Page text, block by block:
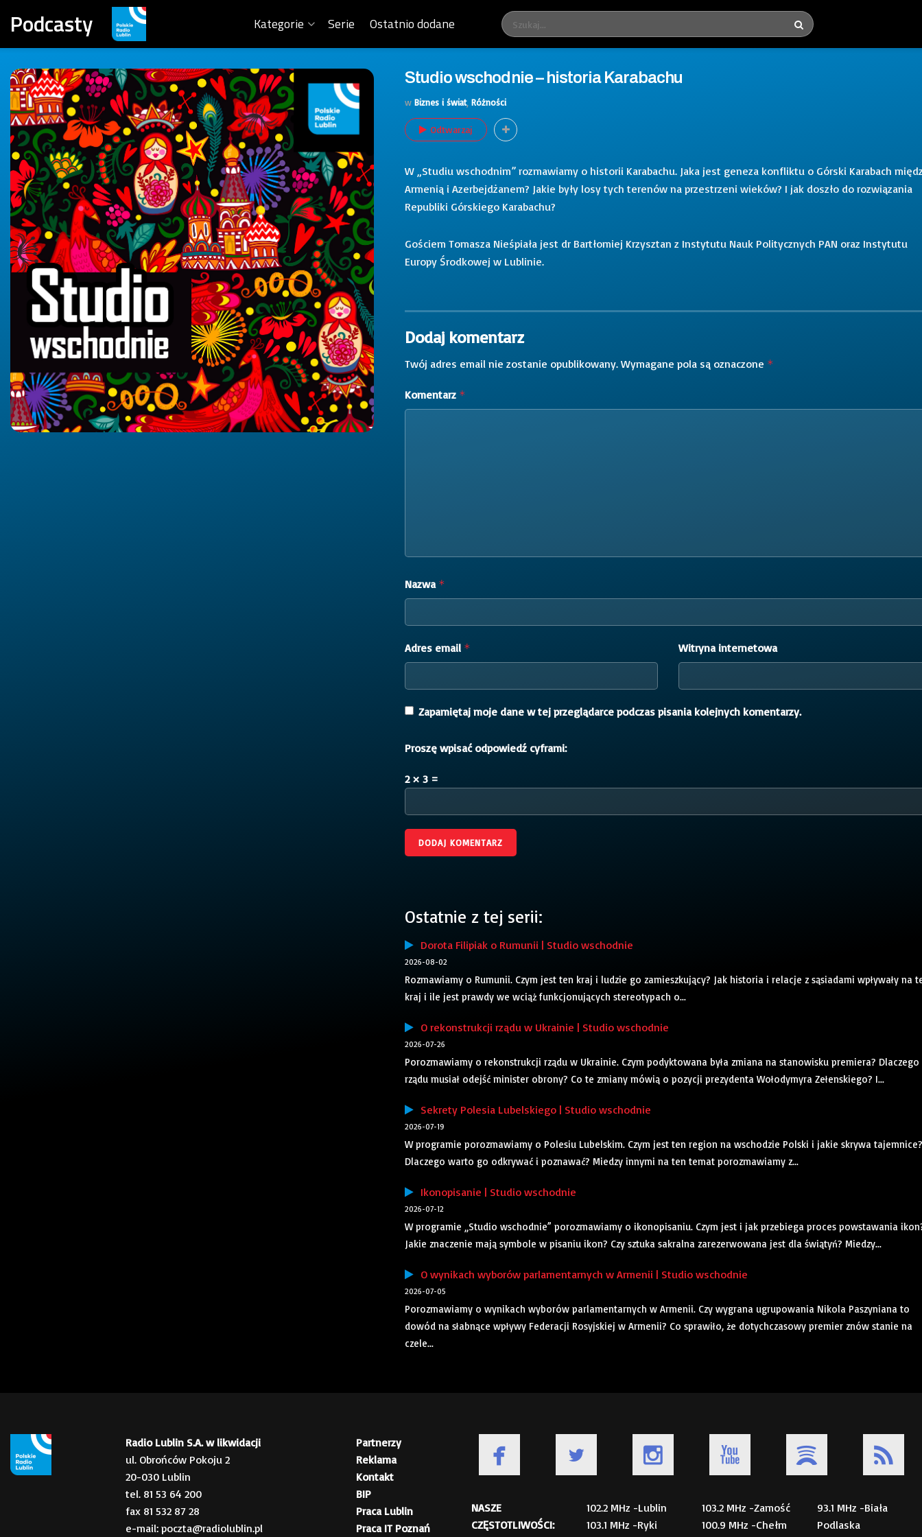
Podcasty Kategorie Serie Ostatnio dodane
Studio wschodnie – historia Karabachu
w Biznes i świat, Różności
Odtwarzaj
W „Studiu wschodnim” rozmawiamy o historii Karabachu. Jaka jest geneza konfliktu o Górski Karabach
Armenią i Azerbejdżanem? Jakie były losy tych terenów na przestrzeni wieków? I jak doszło do rozwiązania
Republiki Górskiego Karabachu?
Gościem Tomasza Nieśpiała jest dr Bartłomiej Krzysztan z Instytutu Nauk Politycznych PAN oraz Instytutu
Europy Środkowej w Lublinie.
Dodaj komentarz
Twój adres email nie zostanie opublikowany. Wymagane pola są oznaczone *
Komentarz *
Nazwa *
Adres email * Witryna internetowa
Zapamiętaj moje dane w tej przeglądarce podczas pisania kolejnych komentarzy.
Proszę wpisać odpowiedź cyframi:
2 × 3 =
Ostatnie z tej serii:
Dorota Filipiak o Rumunii | Studio wschodnie
2026-08-02
Rozmawiamy o Rumunii. Czym jest ten kraj i ludzie go zamieszkujący? Jak historia i relacje z sąsiadami wpływały na
kraj i ile jest prawdy we wciąż funkcjonujących stereotypach o...
O rekonstrukcji rządu w Ukrainie | Studio wschodnie
2026-07-26
Porozmawiamy o rekonstrukcji rządu w Ukrainie. Czym podyktowana była zmiana na stanowisku premiera? Dlaczego
rządu musiał odejść minister obrony? Co te zmiany mówią o pozycji prezydenta Wołodymyra Zełenskiego? I...
Sekrety Polesia Lubelskiego | Studio wschodnie
2026-07-19
W programie porozmawiamy o Polesiu Lubelskim. Czym jest ten region na wschodzie Polski i jakie skrywa tajemnice?
Dlaczego warto go odkrywać i poznawać? Miedzy innymi na ten temat porozmawiamy z...
Ikonopisanie | Studio wschodnie
2026-07-12
W programie „Studio wschodnie” porozmawiamy o ikonopisaniu. Czym jest i jak przebiega proces powstawania
Jakie znaczenie mają symbole w pisaniu ikon? Czy sztuka sakralna zarezerwowana jest dla świątyń? Miedzy...
O wynikach wyborów parlamentarnych w Armenii | Studio wschodnie
2026-07-05
Porozmawiamy o wynikach wyborów parlamentarnych w Armenii. Czy wygrana ugrupowania Nikola Paszyniana to
dowód na słabnące wpływy Federacji Rosyjskiej w Armenii? Co sprawiło, że dotychczasowy premier znów stanie na
czele...
Radio Lublin S.A. w likwidacji
ul. Obrońców Pokoju 2
20-030 Lublin
tel. 81 53 64 200
fax 81 532 87 28
e-mail: poczta@radiolublin.pl
Partnerzy
Reklama
Kontakt
BIP
Praca Lublin
Praca IT Poznań
NASZE
CZĘSTOTLIWOŚCI:
102.2 MHz -Lublin
103.1 MHz -Ryki
103.2 MHz -Zamość
100.9 MHz -Chełm
93.1 MHz -Biała
Podlaska